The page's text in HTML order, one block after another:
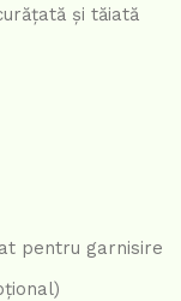
și tăiată
pentru garnisire